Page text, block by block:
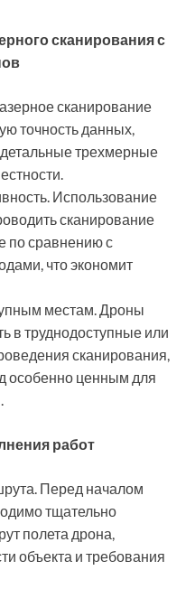
сканирования с
сканирование
точность данных,
трехмерные
Использование
сканирование
по сравнению с
что экономит
местам. Дроны
в труднодоступные или
сканирования,
особенно ценным для
работ
Перед началом
тщательно
полета дрона,
объекта и требования